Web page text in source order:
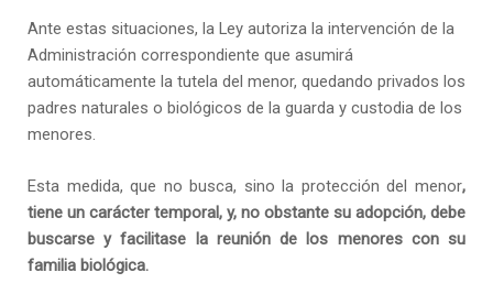
Ante estas situaciones, la Ley autoriza la intervención de la
Administración correspondiente que asumirá
automáticamente la tutela del menor, quedando privados los
padres naturales o biológicos de la guarda y custodia de los
menores.
Esta medida, que no busca, sino la protección del menor,
tiene un carácter temporal, y, no obstante su adopción, debe
buscarse y facilitase la reunión de los menores con su
familia biológica.